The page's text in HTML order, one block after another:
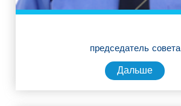
председатель совета
Дальше